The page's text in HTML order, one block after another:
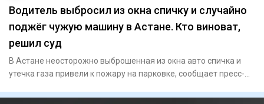
Водитель выбросил из окна спичку и случайно
поджёг чужую машину в Астане. Кто виноват,
решил суд
В Астане неосторожно выброшенная из окна авто спичка и
утечка газа привели к пожару на парковке, сообщает пресс-